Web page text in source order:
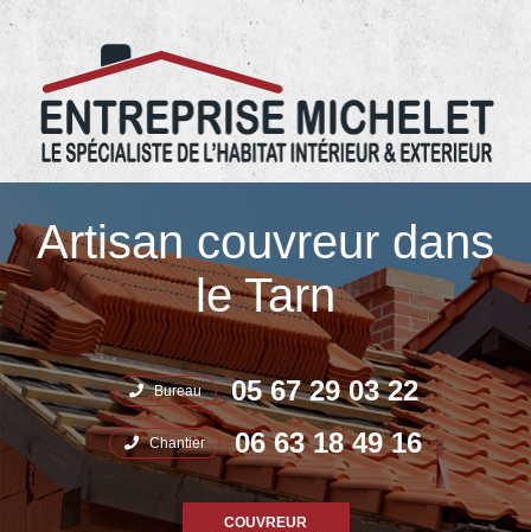
05.67.29.03.22 Entreprise Michelet
Artisan couvreur dans
le Tarn
Bureau 05 67 29 03 22
Chantier 06 63 18 49 16
COUVREUR